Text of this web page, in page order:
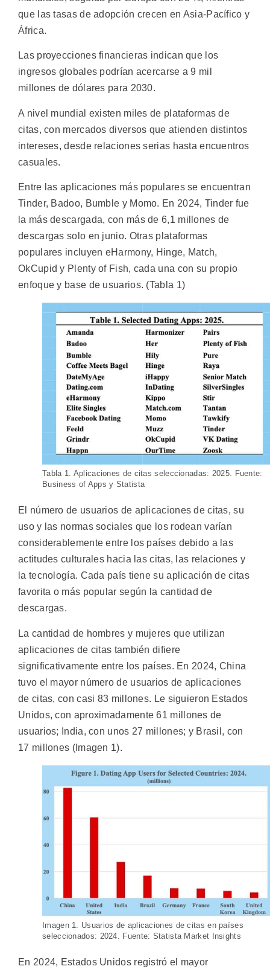
que las tasas de adopción crecen en Asia-Pacífico y
África.
Las proyecciones financieras indican que los
ingresos globales podrían acercarse a 9 mil
millones de dólares para 2030.
A nivel mundial existen miles de plataformas de
citas, con mercados diversos que atienden distintos
intereses, desde relaciones serias hasta encuentros
casuales.
Entre las aplicaciones más populares se encuentran
Tinder, Badoo, Bumble y Momo. En 2024, Tinder fue
la más descargada, con más de 6,1 millones de
descargas solo en junio. Otras plataformas
populares incluyen eHarmony, Hinge, Match,
OkCupid y Plenty of Fish, cada una con su propio
enfoque y base de usuarios. (Tabla 1)
Tabla 1. Aplicaciones de citas seleccionadas: 2025. Fuente:
Business of Apps y Statista
El número de usuarios de aplicaciones de citas, su
uso y las normas sociales que los rodean varían
considerablemente entre los países debido a las
actitudes culturales hacia las citas, las relaciones y
la tecnología. Cada país tiene su aplicación de citas
favorita o más popular según la cantidad de
descargas.
La cantidad de hombres y mujeres que utilizan
aplicaciones de citas también difiere
significativamente entre los países. En 2024, China
tuvo el mayor número de usuarios de aplicaciones
de citas, con casi 83 millones. Le siguieron Estados
Unidos, con aproximadamente 61 millones de
usuarios; India, con unos 27 millones; y Brasil, con
17 millones (Imagen 1).
Imagen 1. Usuarios de aplicaciones de citas en países
seleccionados: 2024. Fuente: Statista Market Insights
En 2024, Estados Unidos registró el mayor